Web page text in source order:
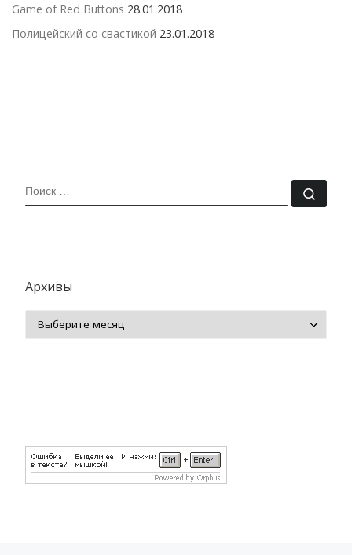
Game of Red Buttons 28.01.2018
Полицейский со свастикой 23.01.2018
ПОИСК
Архивы